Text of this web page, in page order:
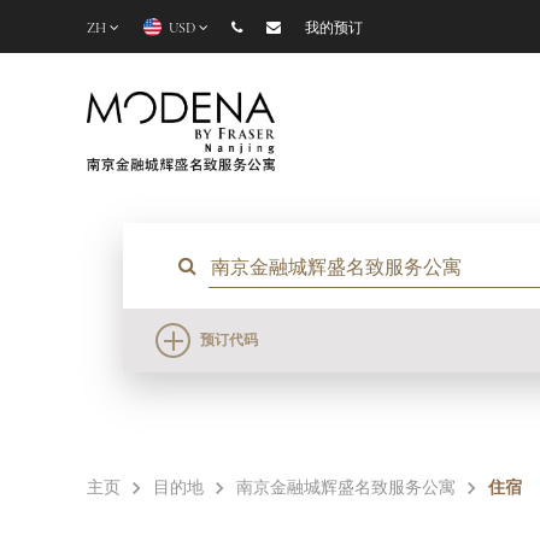
ZH USD 我的预订
预订代码
主页 目的地 南京金融城辉盛名致服务公寓 住宿